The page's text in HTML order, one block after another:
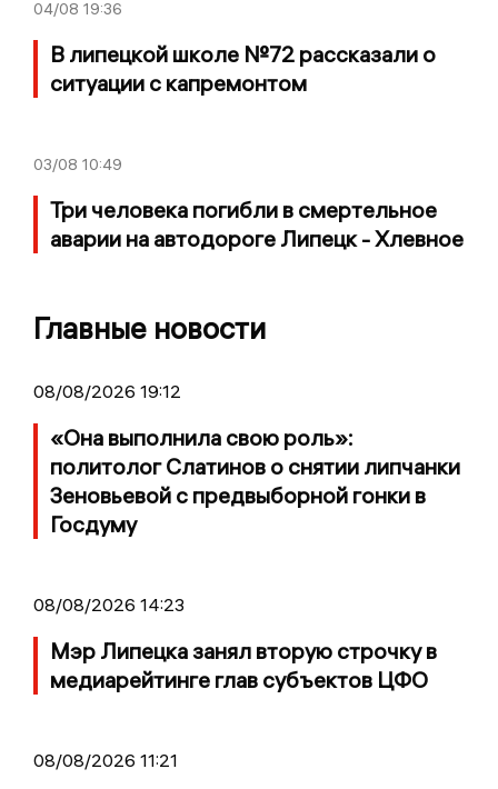
04/08 19:36
В липецкой школе №72 рассказали о
ситуации с капремонтом
03/08 10:49
Три человека погибли в смертельное
аварии на автодороге Липецк - Хлевное
Главные новости
08/08/2026 19:12
«Она выполнила свою роль»:
политолог Слатинов о снятии липчанки
Зеновьевой с предвыборной гонки в
Госдуму
08/08/2026 14:23
Мэр Липецка занял вторую строчку в
медиарейтинге глав субъектов ЦФО
08/08/2026 11:21